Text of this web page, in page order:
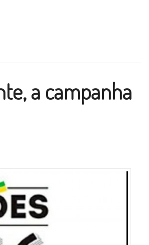
São Sebastião”
a campanha